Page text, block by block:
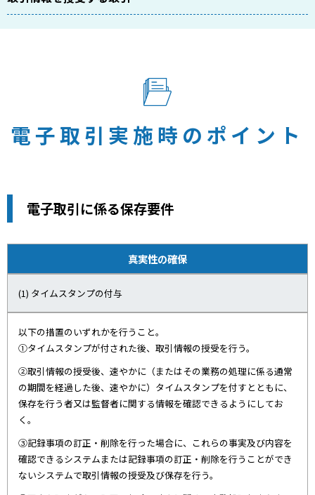
電子取引実施時のポイント
電子取引に係る保存要件
真実性の確保
(1) タイムスタンプの付与
以下の措置のいずれかを行うこと。
①タイムスタンプが付された後、取引情報の授受を行う。
②取引情報の授受後、速やかに（またはその業務の処理に係る通常
の期間を経過した後、速やかに）タイムスタンプを付すとともに、
保存を行う者又は監督者に関する情報を確認できるようにしてお
く。
③記録事項の訂正・削除を行った場合に、これらの事実及び内容を
確認できるシステムまたは記録事項の訂正・削除を行うことができ
ないシステムで取引情報の授受及び保存を行う。